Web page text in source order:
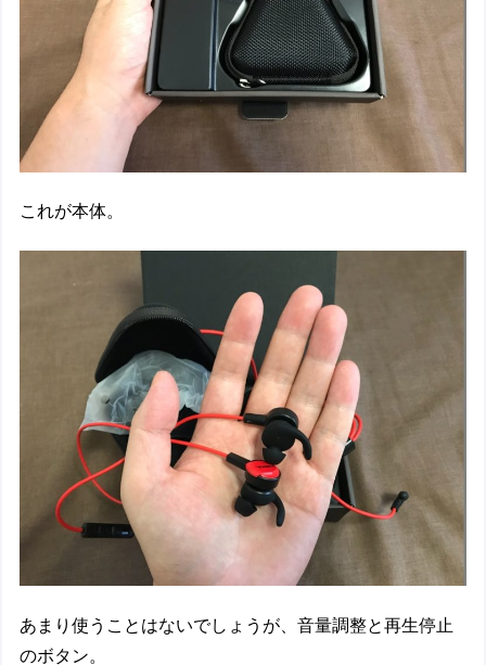
これが本体。
あまり使うことはないでしょうが、音量調整と再生停止
のボタン。